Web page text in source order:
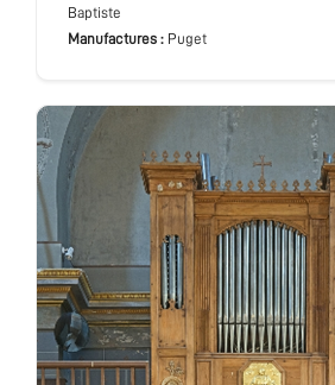
Baptiste
Manufactures : Puget